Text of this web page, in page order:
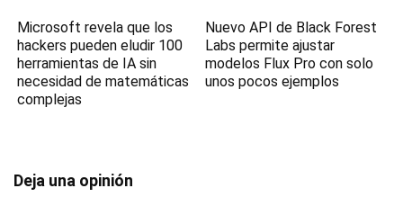
Microsoft revela que los
hackers pueden eludir 100
herramientas de IA sin
necesidad de matemáticas
complejas
Nuevo API de Black Forest
Labs permite ajustar
modelos Flux Pro con solo
unos pocos ejemplos
Deja una opinión